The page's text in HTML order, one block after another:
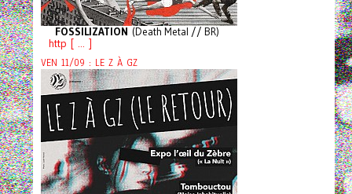
FOSSILIZATION (Death Metal // BR)
http [ ... ]
VEN 11/09 : LE Z À GZ